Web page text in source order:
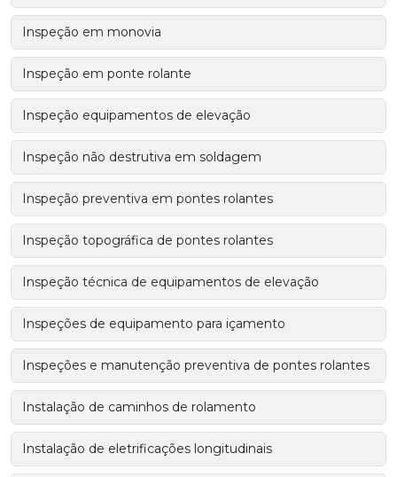
Inspeção em monovia
Inspeção em ponte rolante
Inspeção equipamentos de elevação
Inspeção não destrutiva em soldagem
Inspeção preventiva em pontes rolantes
Inspeção topográfica de pontes rolantes
Inspeção técnica de equipamentos de elevação
Inspeções de equipamento para içamento
Inspeções e manutenção preventiva de pontes rolantes
Instalação de caminhos de rolamento
Instalação de eletrificações longitudinais